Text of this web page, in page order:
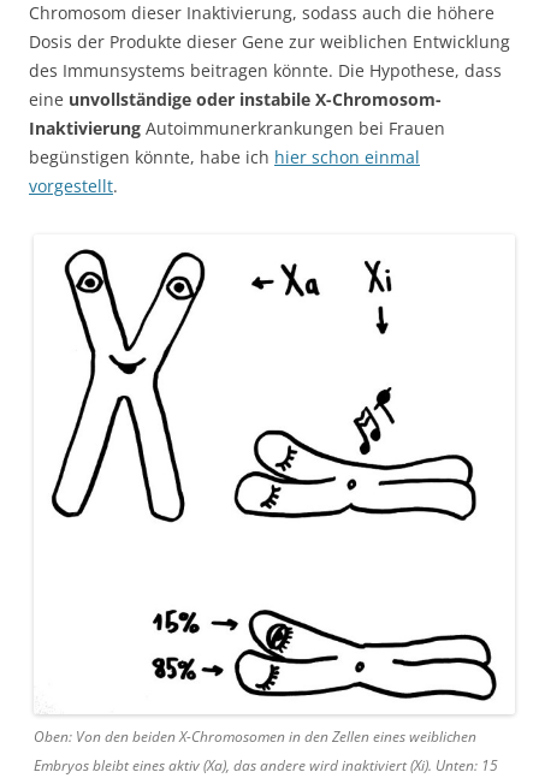
Chromosom dieser Inaktivierung, sodass auch die höhere
Dosis der Produkte dieser Gene zur weiblichen Entwicklung
des Immunsystems beitragen könnte. Die Hypothese, dass
eine unvollständige oder instabile X-Chromosom-
Inaktivierung Autoimmunerkrankungen bei Frauen
begünstigen könnte, habe ich hier schon einmal
vorgestellt.
Oben: Von den beiden X-Chromosomen in den Zellen eines weiblichen
Embryos bleibt eines aktiv (Xa), das andere wird inaktiviert (Xi). Unten: 15